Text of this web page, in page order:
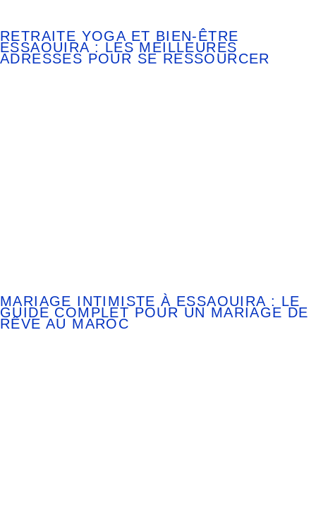
RETRAITE YOGA ET BIEN-ÊTRE
ESSAOUIRA : LES MEILLEURES
ADRESSES POUR SE RESSOURCER
MARIAGE INTIMISTE À ESSAOUIRA : LE
GUIDE COMPLET POUR UN MARIAGE DE
RÊVE AU MAROC